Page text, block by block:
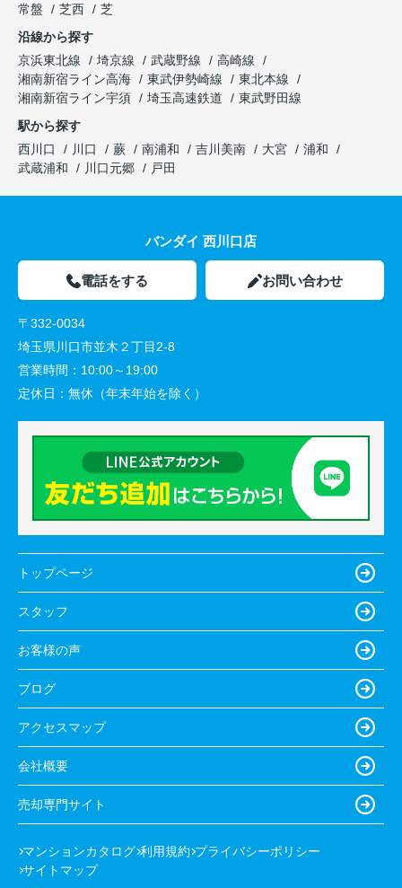
常盤
芝西
芝
沿線から探す
京浜東北線
埼京線 武蔵野線
高崎線
湘南新宿ライン高海
東武伊勢崎線
東北本線
湘南新宿ライン宇須
埼玉高速鉄道
東武野田線
駅から探す
西川口
川口 蕨 南浦和 吉川美南 大宮
浦和
武蔵浦和
川口元郷 戸田
バンダイ 西川口店
電話をする お問い合わせ
〒332-0034
埼玉県川口市並木２丁目2-8
営業時間： 10:00～19:00
定休日： 無休（年末年始を除く）
トップページ
スタッフ
お客様の声
ブログ
アクセスマップ
会社概要
売却専門サイト
マンションカタログ 利用規約 プライバシーポリシー
サイトマップ